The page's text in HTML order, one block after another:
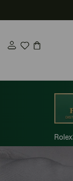
contenido
Rolex